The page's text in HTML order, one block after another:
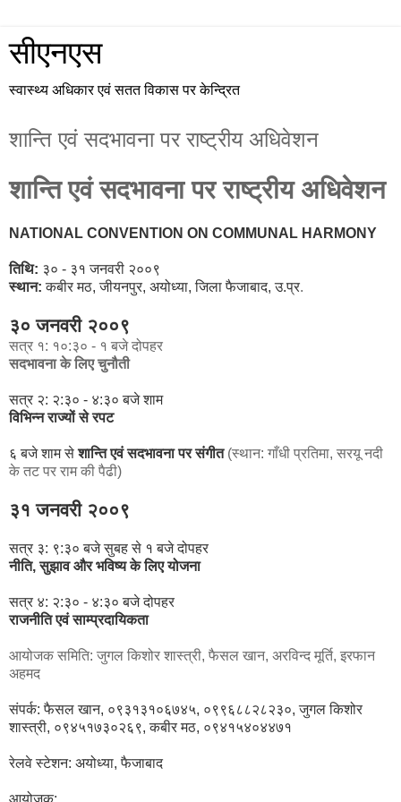
सीएनएस
स्वास्थ्य अधिकार एवं सतत विकास पर केन्द्रित
शान्ति एवं सदभावना पर राष्ट्रीय अधिवेशन
शान्ति एवं सदभावना पर राष्ट्रीय अधिवेशन
NATIONAL CONVENTION ON COMMUNAL HARMONY
तिथि: ३० - ३१ जनवरी २००९
स्थान:कबीर मठ, जीयनपुर, अयोध्या, जिला फैजाबाद, उ.प्र.
३० जनवरी २००९
सत्र १: १०:३० - १ बजे दोपहर
सदभावना के लिए चुनौती
सत्र २: २:३० - ४:३० बजे शाम
विभिन्न राज्यों से रपट
६ बजे शाम सेशान्ति एवं सदभावना पर संगीत (स्थान: गाँधी प्रतिमा, सरयू नदी
के तट पर राम की पैढी)
३१ जनवरी २००९
सत्र ३: ९:३० बजे सुबह से १ बजे दोपहर
नीति, सुझाव और भविष्य के लिए योजना
सत्र ४: २:३० - ४:३० बजे दोपहर
राजनीति एवं साम्प्रदायिकता
आयोजक समिति: जुगल किशोर शास्त्री, फैसल खान, अरविन्द मूर्ति, इरफान
अहमद
संपर्क: फैसल खान, ०९३१३१०६७४५, ०९९६८८२८२३०, जुगल किशोर
शास्त्री, ०९४५१७३०२६९, कबीर मठ, ०९४१५४०४४७१
रेलवे स्टेशन: अयोध्या, फैजाबाद
आयोजक: